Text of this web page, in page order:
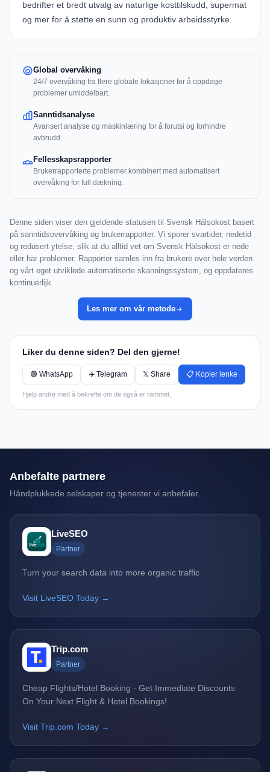
bedrifter et bredt utvalg av naturlige kosttilskudd, supermat
og mer for å støtte en sunn og produktiv arbeidsstyrke.
Global overvåking
24/7 overvåking fra flere globale lokasjoner for å oppdage
problemer umiddelbart.
Sanntidsanalyse
Avansert analyse og maskinlæring for å forutsi og forhindre
avbrudd.
Fellesskapsrapporter
Brukerrapporterte problemer kombinert med automatisert
overvåking for full dækning.
Denne siden viser den gjeldende statusen til Svensk Hälsokost basert
på sanntidsovervåking og brukerrapporter. Vi sporer svartider, nedetid
og redusert ytelse, slik at du alltid vet om Svensk Hälsokost er nede
eller har problemer. Rapporter samles inn fra brukere over hele verden
og vårt eget utviklede automatiserte skanningssystem, og oppdateres
kontinuerlijk.
Les mer om vår metode
Liker du denne siden? Del den gjerne!
🟢 WhatsApp ✈️ Telegram 𝕏 Share 📋 Kopier lenke
Hjelp andre med å bekrefte om de også er rammet.
Anbefalte partnere
Håndplukkede selskaper og tjenester vi anbefaler.
LiveSEO
Partner
Turn your search data into more organic traffic
Visit LiveSEO Today →
Trip.com
Partner
Cheap Flights/Hotel Booking - Get Immediate Discounts
On Your Next Flight & Hotel Bookings!
Visit Trip.com Today →